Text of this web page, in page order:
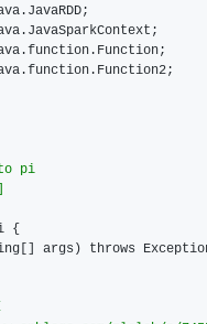
{
args) throws